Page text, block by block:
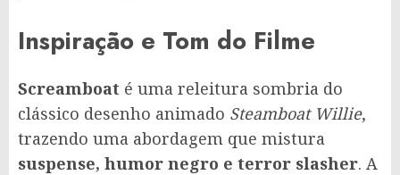
Inspiração e Tom do Filme
Screamboat é uma releitura sombria do
clássico desenho animado Steamboat Willie,
trazendo uma abordagem que mistura
suspense, humor negro e terror slasher. A